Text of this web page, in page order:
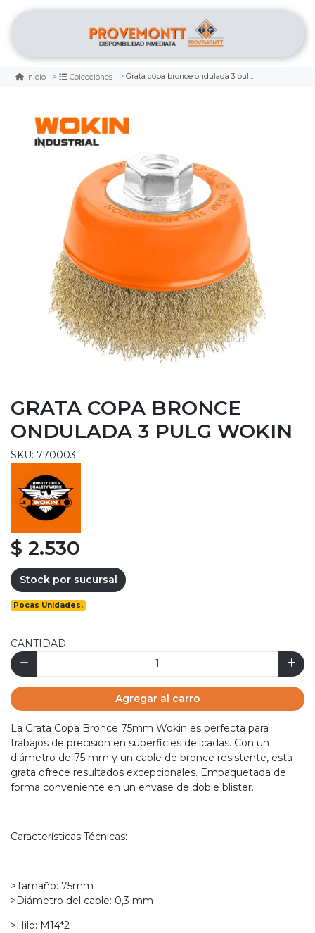
Inicio Colecciones Grata copa bronce ondulada 3 pulg wokin
GRATA COPA BRONCE
ONDULADA 3 PULG WOKIN
SKU: 770003
$ 2.530
Stock por sucursal
Pocas Unidades.
CANTIDAD
Agregar al carro
La Grata Copa Bronce 75mm Wokin es perfecta para
trabajos de precisión en superficies delicadas. Con un
diámetro de 75 mm y un cable de bronce resistente, esta
grata ofrece resultados excepcionales. Empaquetada de
forma conveniente en un envase de doble blister.
Características Técnicas:
>Tamaño: 75mm
>Diámetro del cable: 0,3 mm
>Hilo: M14*2